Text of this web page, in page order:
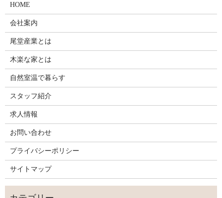
HOME
会社案内
尾堂産業とは
木楽な家とは
自然室温で暮らす
スタッフ紹介
求人情報
お問い合わせ
プライバシーポリシー
サイトマップ